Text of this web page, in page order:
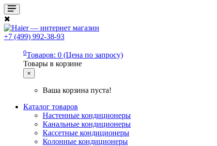
✖
+7 (499) 992-38-93
0Товаров: 0 (Цена по запросу)
Товары в корзине
×
Ваша корзина пуста!
Каталог товаров
Настенные кондиционеры
Канальные кондиционеры
Кассетные кондиционеры
Колонные кондиционеры